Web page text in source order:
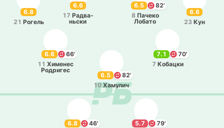
6.5
82'
8 Пачеко
Лобато
6.6
23 Кун
6.6
17 Ра­два­
ньски
7.1
70'
7 Ко­ба­цки
6.6
66'
11 Хи­ме­нес
Ро­дри­гес
6.8
21 Рогель
6.5
82'
10 Ха­му­лич
5.7
79'
6.8
46'